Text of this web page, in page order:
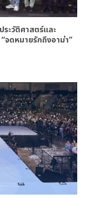
ะวัติศาสตร์และ
จดหมายรักถึงอาม่า”